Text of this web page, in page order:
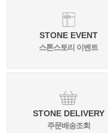
STONE EVENT
스톤스토리 이벤트
STONE DELIVERY
주문배송조회